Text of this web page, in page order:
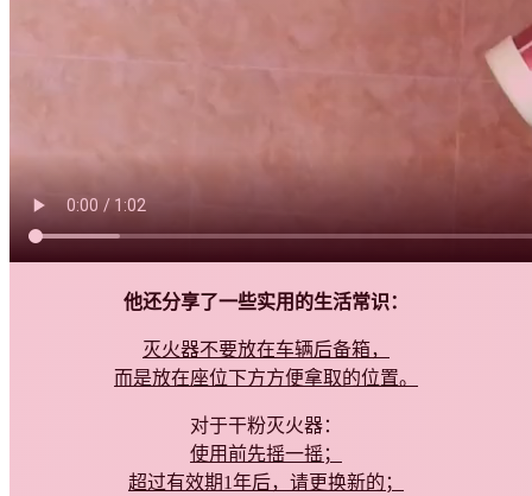
他还分享了一些实用的生活常识：
灭火器不要放在车辆后备箱，
而是放在座位下方方便拿取的位置。
对于干粉灭火器：
使用前先摇一摇；
超过有效期1年后，请更换新的；